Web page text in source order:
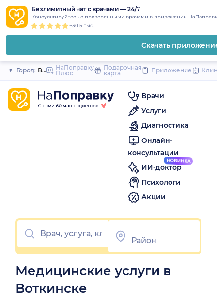
content
Безлимитный чат с врачами — 24/7
Консультируйтесь с проверенными врачами в приложении
~30.5 тыс.
Скачать
Закрыть
Город: ВоткинскНаПоправку
Плюс
Подарочная
карта
Приложение
Врачи
Услуги
Диагностика
Онлайн-
консультации
ИИ-доктор
Психологи
Акции
Медицинские услуги в
Воткинске